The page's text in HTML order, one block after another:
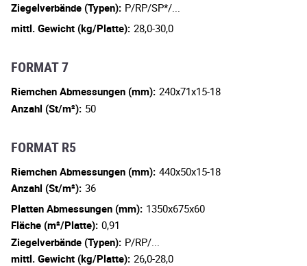
Ziegelverbände (Typen): P/RP/SP*/...
mittl. Gewicht (kg/Platte): 28,0-30,0
FORMAT 7
Riemchen Abmessungen (mm): 240x71x15-18
Anzahl (St/m²): 50
FORMAT R5
Riemchen Abmessungen (mm): 440x50x15-18
Anzahl (St/m²): 36
Platten Abmessungen (mm): 1350x675x60
Fläche (m²/Platte): 0,91
Ziegelverbände (Typen): P/RP/...
mittl. Gewicht (kg/Platte): 26,0-28,0